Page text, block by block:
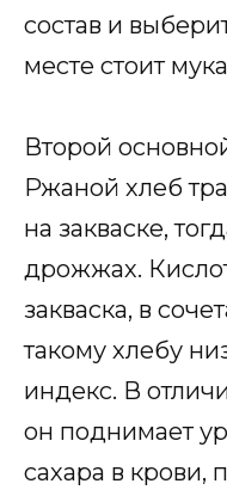
состав и
месте стоит
Второй
Ржаной хлеб
на закваске,
дрожжах.
закваска, в
такому хлебу
индекс. В
он поднимает
сахара в крови,